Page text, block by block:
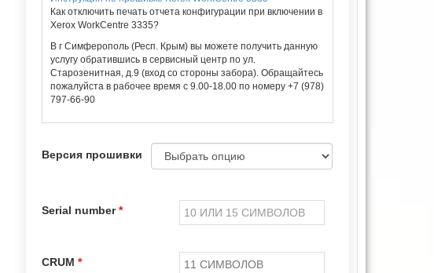
Как отключить печать отчета конфигурации при включении в
Xerox WorkCentre 3335?
В г Симферополь (Респ. Крым) вы можете получить данную
услугу обратившись в сервисный центр по ул.
Старозенитная, д.9 (вход со стороны забора). Обращайтесь
пожалуйста в рабочее время с 9.00-18.00 по номеру +7 (978)
797-66-90
Версия прошивки
Serial number*
CRUM*